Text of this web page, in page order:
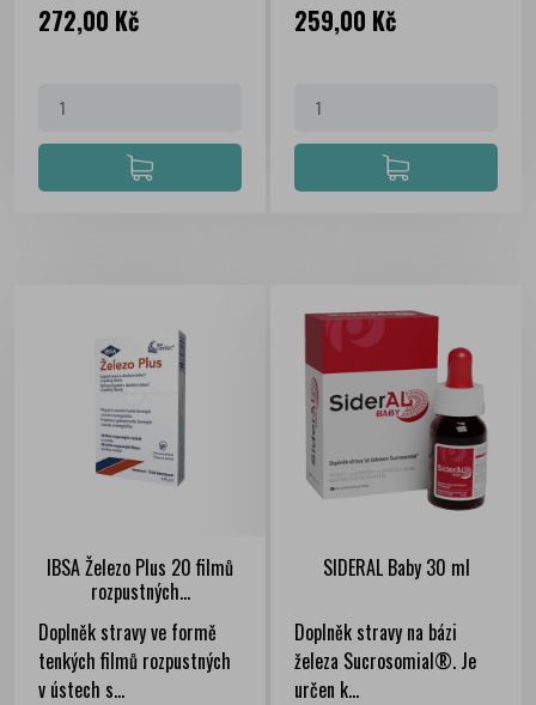
Cena
272,00 Kč Cena
259,00 Kč
IBSA Železo Plus 20 filmů
rozpustných...
Doplněk stravy ve formě
tenkých filmů rozpustných
v ústech s...
SIDERAL Baby 30 ml
Doplněk stravy na bázi
železa Sucrosomial®. Je
určen k...